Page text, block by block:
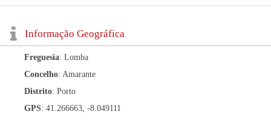
Informação Geográfica
Freguesia: Lomba
Concelho: Amarante
Distrito: Porto
GPS: 41.266663, -8.049111